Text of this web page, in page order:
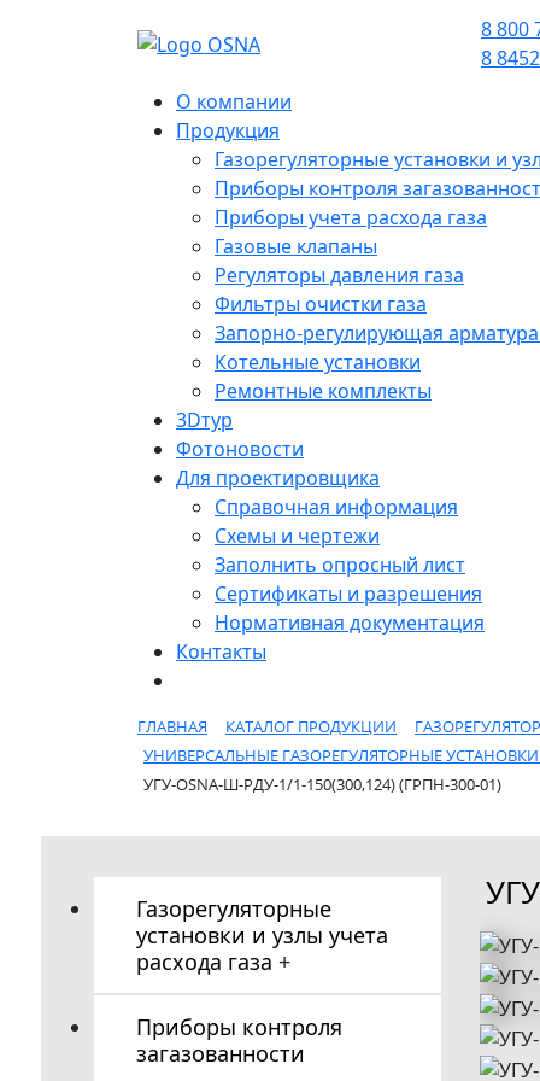
8 800
8
О компании
Продукция
Газорегуляторные установки и
Приборы контроля
Приборы учета расхода газа
Газовые клапаны
Регуляторы давления газа
Фильтры очистки газа
Запорно-регулирующая
Котельные установки
Ремонтные комплекты
3Dтур
Фотоновости
Для проектировщика
Справочная информация
Схемы и чертежи
Заполнить опросный лист
Сертификаты и разрешения
Нормативная документация
Контакты
ГЛАВНАЯ КАТАЛОГ ПРОДУКЦИИ
УНИВЕРСАЛЬНЫЕ ГАЗОРЕГУЛЯТОРНЫЕ
УГУ-OSNA-Ш-РДУ-1/1-150(300,124) (ГРПН-300-01)
Газорегуляторные
установки и узлы учета
расхода газа +
газорегуляторные
установки
Приборы контроля
загазованности